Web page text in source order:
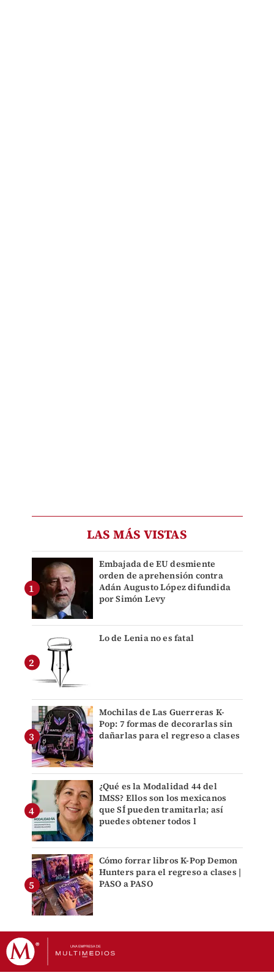
LAS MÁS VISTAS
Embajada de EU desmiente
orden de aprehensión contra
Adán Augusto López difundida
por Simón Levy
Lo de Lenia no es fatal
Mochilas de Las Guerreras K-
Pop: 7 formas de decorarlas sin
dañarlas para el regreso a clases
¿Qué es la Modalidad 44 del
IMSS? Ellos son los mexicanos
que SÍ pueden tramitarla; así
puedes obtener todos l
Cómo forrar libros K-Pop Demon
Hunters para el regreso a clases |
PASO a PASO